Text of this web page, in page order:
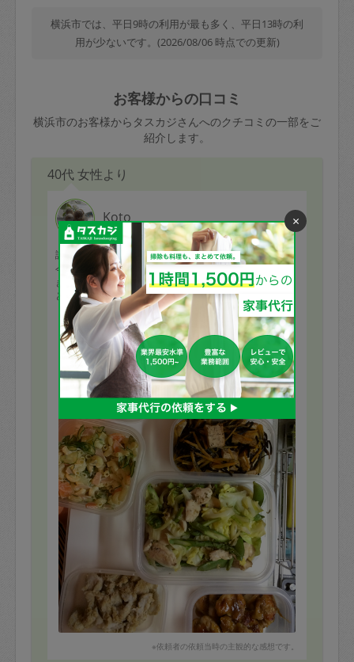
横浜市では、平日9時の利用が最も多く、平日13時の利
用が少ないです。(2026/08/06 時点での更新)
お客様からの口コミ
横浜市のお客様からタスカジさんへのクチコミの一部をご
紹介します。
40代 女性より
Koto
評価：
今日も春野菜たっぷりのお料理をたくさん作っていただ
きました。
どれもシンプルなのに二味くらい違います。
もっと見る
※依頼者の依頼当時の主観的な感想です。
×